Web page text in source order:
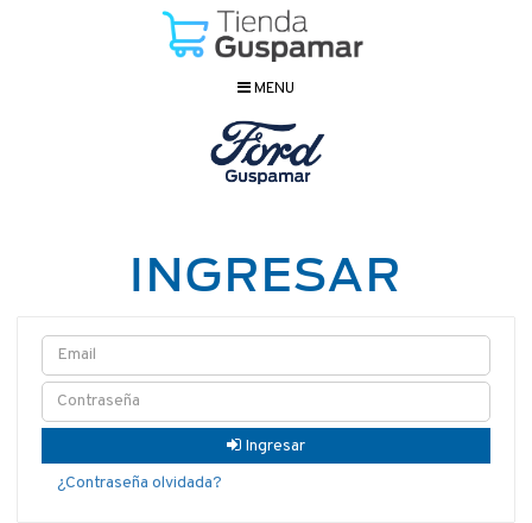
MENU
INGRESAR
Ingresar
¿Contraseña olvidada?